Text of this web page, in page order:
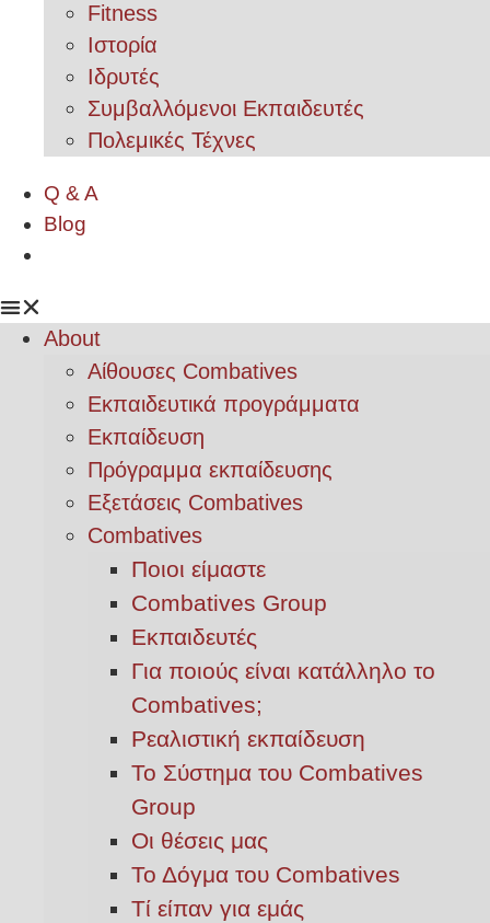
Fitness
Ιστορία
Ιδρυτές
Συμβαλλόμενοι Εκπαιδευτές
Πολεμικές Τέχνες
Q & A
Blog
About
Αίθουσες Combatives
Εκπαιδευτικά προγράμματα
Εκπαίδευση
Πρόγραμμα εκπαίδευσης
Εξετάσεις Combatives
Combatives
Ποιοι είμαστε
Combatives Group
Εκπαιδευτές
Για ποιούς είναι κατάλληλο το
Combatives;
Ρεαλιστική εκπαίδευση
Το Σύστημα του Combatives
Group
Οι θέσεις μας
Το Δόγμα του Combatives
Τί είπαν για εμάς